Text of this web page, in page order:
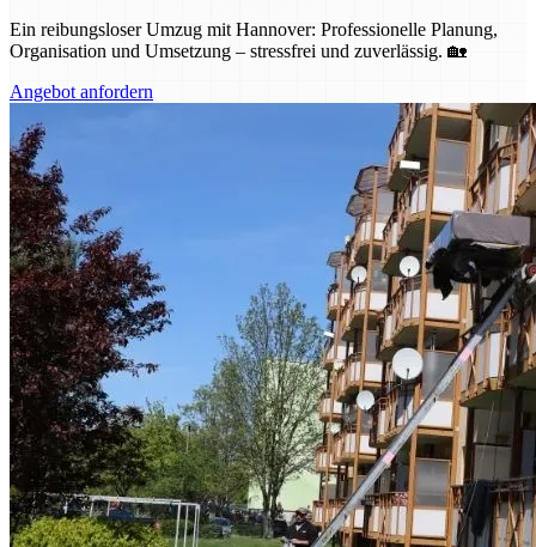
Ein reibungsloser Umzug mit Hannover: Professionelle Planung,
Organisation und Umsetzung – stressfrei und zuverlässig. 🏡
Angebot anfordern